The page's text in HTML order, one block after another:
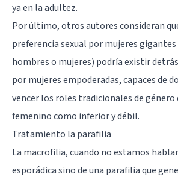
ya en la adultez.
Por último, otros autores consideran
preferencia sexual por mujeres
hombres o mujeres) podría existir
por mujeres empoderadas, capaces de
vencer los roles tradicionales de género
femenino como inferior y débil.
Tratamiento la parafilia
La macrofilia, cuando no estamos
esporádica sino de una parafilia que